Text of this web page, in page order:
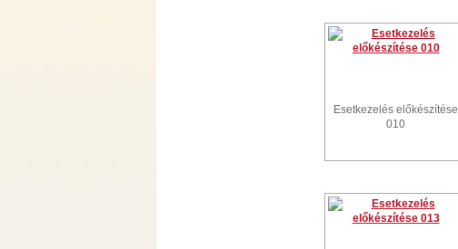
Esetkezelés előkészítése
010